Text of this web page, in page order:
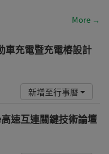
More →
車充電暨充電樁設計
新增至行事曆
速互連關鍵技術論壇